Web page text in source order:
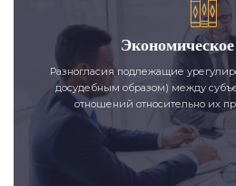
Разногласия подлежащие
досудебным образом) между
отношений относительно их